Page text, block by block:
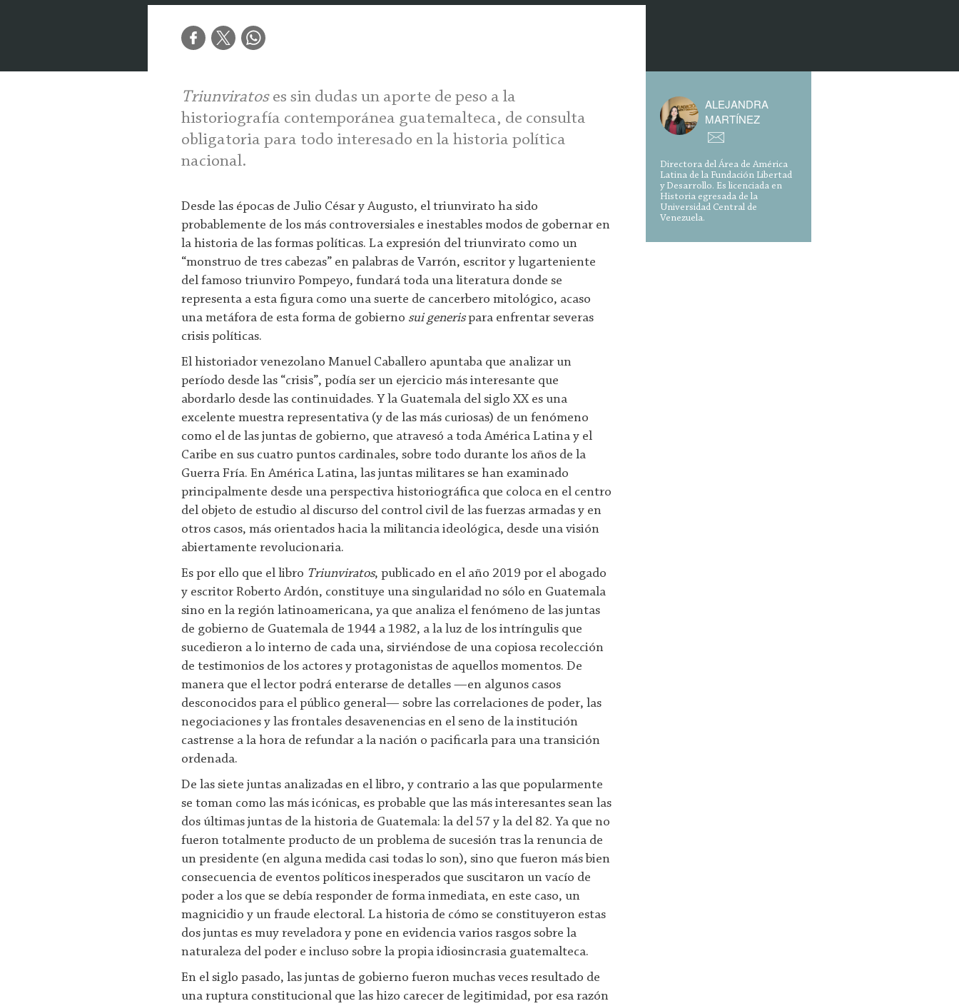
Triunviratoses sin dudas un aporte de peso a la
historiografía contemporánea guatemalteca, de consulta
obligatoria para todo interesado en la historia política
nacional.
Desde las épocas de Julio César y Augusto, el triunvirato ha sido
probablemente de los más controversiales e inestables modos de gobernar en
la historia de las formas políticas. La expresión del triunvirato como un
“monstruo de tres cabezas” en palabras de Varrón, escritor y lugarteniente
del famoso triunviro Pompeyo, fundará toda una literatura donde se
representa a esta figura como una suerte de cancerbero mitológico, acaso
una metáfora de esta forma de gobierno sui generispara enfrentar severas
crisis políticas.
El historiador venezolano Manuel Caballero apuntaba que analizar un
período desde las “crisis”, podía ser un ejercicio más interesante que
abordarlo desde las continuidades. Y la Guatemala del siglo XX es una
excelente muestra representativa (y de las más curiosas) de un fenómeno
como el de las juntas de gobierno, que atravesó a toda América Latina y el
Caribe en sus cuatro puntos cardinales, sobre todo durante los años de la
Guerra Fría. En América Latina, las juntas militares se han examinado
principalmente desde una perspectiva historiográfica que coloca en el centro
del objeto de estudio al discurso del control civil de las fuerzas armadas y en
otros casos, más orientados hacia la militancia ideológica, desde una visión
abiertamente revolucionaria.
Es por ello que el libro Triunviratos, publicado en el año 2019 por el abogado
y escritor Roberto Ardón, constituye una singularidad no sólo en Guatemala
sino en la región latinoamericana, ya que analiza el fenómeno de las juntas
de gobierno de Guatemala de 1944 a 1982, a la luz de los intríngulis que
sucedieron a lo interno de cada una, sirviéndose de una copiosa recolección
de testimonios de los actores y protagonistas de aquellos momentos. De
manera que el lector podrá enterarse de detalles —en algunos casos
desconocidos para el público general— sobre las correlaciones de poder, las
negociaciones y las frontales desavenencias en el seno de la institución
castrense a la hora de refundar a la nación o pacificarla para una transición
ordenada.
De las siete juntas analizadas en el libro, y contrario a las que popularmente
se toman como las más icónicas, es probable que las más interesantes sean las
dos últimas juntas de la historia de Guatemala: la del 57 y la del 82. Ya que no
fueron totalmente producto de un problema de sucesión tras la renuncia de
un presidente (en alguna medida casi todas lo son), sino que fueron más bien
consecuencia de eventos políticos inesperados que suscitaron un vacío de
poder a los que se debía responder de forma inmediata, en este caso, un
magnicidio y un fraude electoral. La historia de cómo se constituyeron estas
dos juntas es muy reveladora y pone en evidencia varios rasgos sobre la
naturaleza del poder e incluso sobre la propia idiosincrasia guatemalteca.
En el siglo pasado, las juntas de gobierno fueron muchas veces resultado de
una ruptura constitucional que las hizo carecer de legitimidad, por esa razón
ALEJANDRA
MARTÍNEZ
Directora del Área de América
Latina de la Fundación Libertad
y Desarrollo. Es licenciada en
Historia egresada de la
Universidad Central de
Venezuela.